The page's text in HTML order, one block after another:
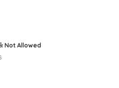
Not Allowed